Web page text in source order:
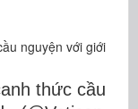
thức cầu